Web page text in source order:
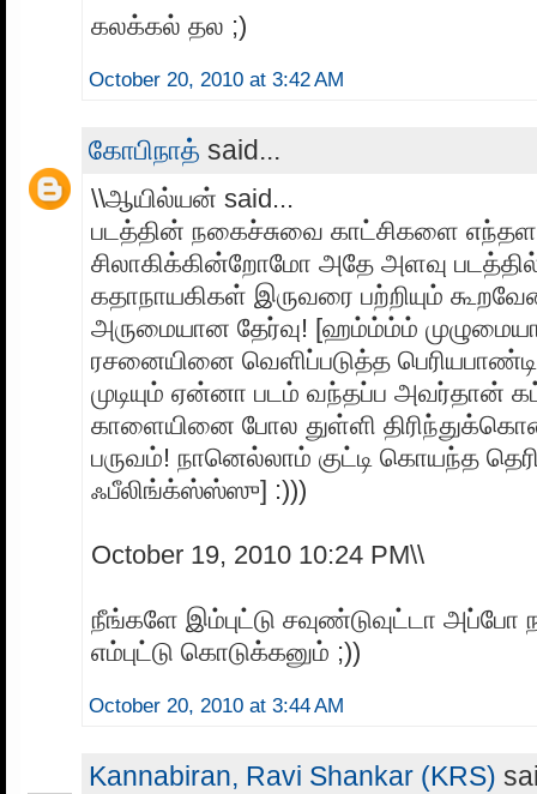
கலக்கல் தல ;)
October 20, 2010 at 3:42 AM
கோபிநாத் said...
\\ஆயில்யன் said...
படத்தின் நகைச்சுவை காட்சிகளை
சிலாகிக்கின்றோமோ அதே அளவு
கதாநாயகிகள் இருவரை பற்றியும்
அருமையான தேர்வு! [ஹம்ம்ம்ம்
ரசனையினை வெளிப்படுத்த
முடியும் ஏன்னா படம் வந்தப்ப அவர்தான்
காளையினை போல துள்ளி
பருவம்! நானெல்லாம் குட்டி கொயந்த
ஃபீலிங்க்ஸ்ஸ்ஸு] :)))
October 19, 2010 10:24 PM\\
நீங்களே இம்புட்டு சவுண்டுவுட்டா அப்போ
எம்புட்டு கொடுக்கனும் ;))
October 20, 2010 at 3:44 AM
Kannabiran, Ravi Shankar (KRS)